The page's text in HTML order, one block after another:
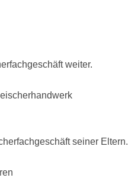
weiter.
seiner Eltern.